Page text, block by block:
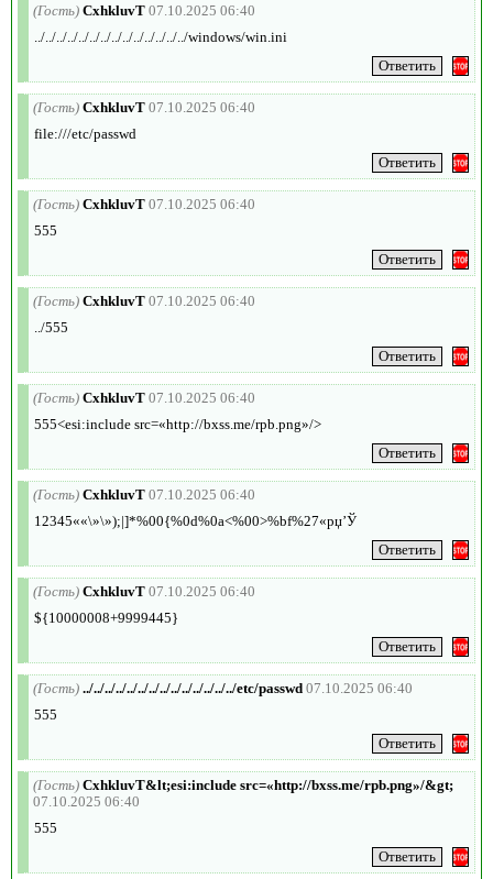
(Гость) CxhkluvT 07.10.2025 06:40
../../../../../../../../../../../../../../windows/win.ini
(Гость) CxhkluvT 07.10.2025 06:40
file:///etc/passwd
(Гость) CxhkluvT 07.10.2025 06:40
555
(Гость) CxhkluvT 07.10.2025 06:40
../555
(Гость) CxhkluvT 07.10.2025 06:40
555<esi:include src=«http://bxss.me/rpb.png»/>
(Гость) CxhkluvT 07.10.2025 06:40
12345««\»\»);|]*%00{%0d%0a<%00>%bf%27«рџ’Ў
(Гость) CxhkluvT 07.10.2025 06:40
${10000008+9999445}
(Гость) ../../../../../../../../../../../../../../etc/passwd 07.10.2025 06:40
555
(Гость) CxhkluvT&lt;esi:include src=«http://bxss.me/rpb.png»/&gt;
07.10.2025 06:40
555